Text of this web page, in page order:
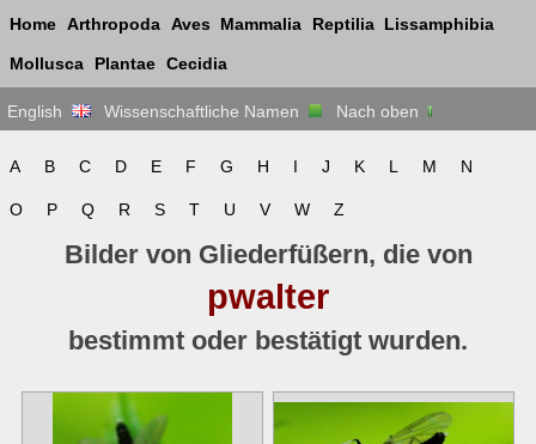
Home Arthropoda Aves Mammalia Reptilia Lissamphibia
Mollusca Plantae Cecidia
English Wissenschaftliche Namen Nach oben
A B C D E F G H I J K L M N
O P Q R S T U V W Z
Bilder von Gliederfüßern, die von
pwalter
bestimmt oder bestätigt wurden.